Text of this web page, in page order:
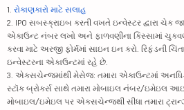
1. રોકાણકારો માટે સલાહ
2. IPO સબસ્ક્રાઇબ કરતી વખતે ઇન્વેસ્ટર દ્વારા ચેક
એકાઉન્ટ નંબર લખો અને ફાળવણીના કિસ્સામાં
કરવા માટે અરજી ફોર્મમાં સાઇન ઇન કરો. રિફંડની
ઇન્વેસ્ટરના એકાઉન્ટમાં રહે છે.
3. એક્સચેન્જમાંથી મેસેજ: તમારા એકાઉન્ટમાં
સ્ટૉક બ્રોકર્સ સાથે તમારા મોબાઇલ નંબર/ઇમેઇલ
મોબાઇલ/ઇમેઇલ પર એક્સચેન્જથી સીધા તમારા